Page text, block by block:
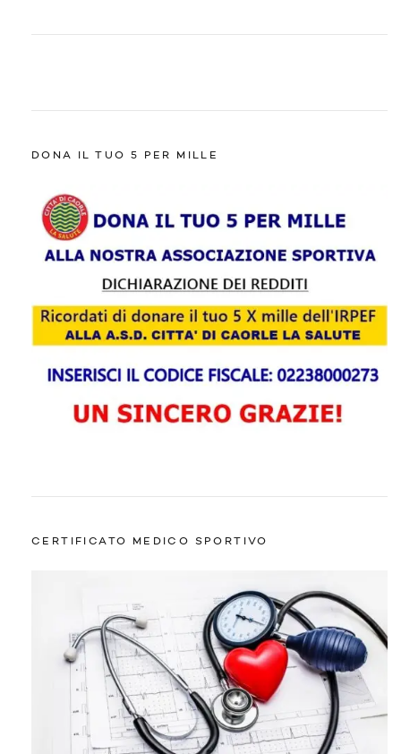
DONA IL TUO 5 PER MILLE
CERTIFICATO MEDICO SPORTIVO